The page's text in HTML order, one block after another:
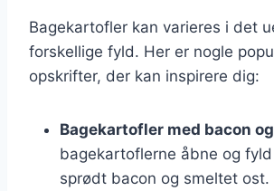
Bagekartofler kan varieres i det
forskellige fyld. Her er nogle
opskrifter, der kan inspirere dig:
Bagekartofler med bacon
bagekartoflerne åbne og
sprødt bacon og smeltet